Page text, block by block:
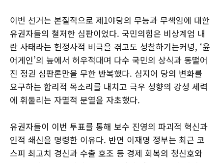
이번 선거는 본질적으로 제1야당의 무능과 무책임에 대한
유권자들의 철저한 심판이었다. 국민의힘은 비상계엄 내
란 사태라는 헌정사적 비극을 겪고도 성찰하기는커녕, ‘윤
어게인’의 늪에서 허우적대며 다수 국민의 상식과 동떨어
진 정권 심판론만을 무한 반복했다. 심지어 당의 변화를
요구하는 합리적 목소리를 내치고 극우 성향의 강성 세력
에 휘둘리는 자멸적 분열을 자초했다.
유권자들이 이번 투표를 통해 보수 진영의 파괴적 혁신과
인적 쇄신을 명령한 이유다. 반면 이재명 정부는 최근 코
스피 최고치 경신과 수출 호조 등 경제 회복의 청신호와